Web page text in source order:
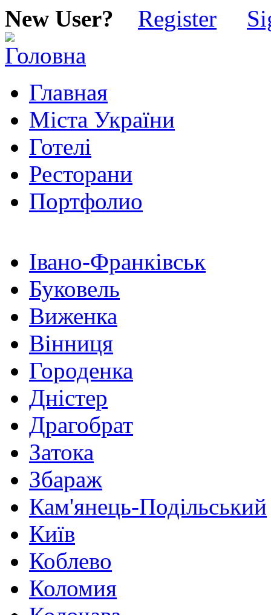
New User? Register
Главная
Міста України
Готелі
Ресторани
Портфолио
Івано-Франківськ
Буковель
Виженка
Вінниця
Городенка
Дністер
Драгобрат
Затока
Збараж
Кам'янець-Подільський
Київ
Коблево
Коломия